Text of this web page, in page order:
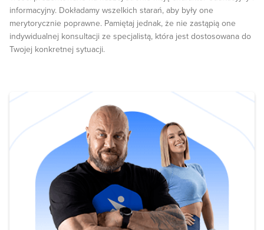
menopause. C.M. Pethrus i in. Marriage and divorce after military
deployment to Afghanistan: A matched cohort study from Sweden
M.L. Batrinos Testosterone and agressive behawior in man April E.
Fallen, Paul Rozin Sex Differences in Perceptions of Desirable
Body Shape Journal of Abnormal Psychology Brierley M-E, Brooks
https://doi.org/10.1371/journal.pone.0156722
informacyjny. Dokładamy wszelkich starań, aby były one
merytorycznie poprawne. Pamiętaj jednak, że nie zastąpią one
indywidualnej konsultacji ze specjalistą, która jest dostosowana do
Twojej konkretnej sytuacji.